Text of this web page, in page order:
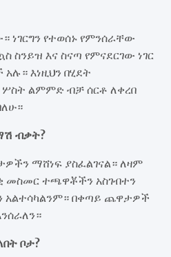
የተወሰኑ የምንሰራቸው
ስንይዝ እና ስናጣ የምናደርገው ነገር
እነዚህን በሂደት
ሦስት ልምምድ ብቻ ሰርቶ ለቀረበ
ብቃት?
ማሸነፍ ያስፈልገናል። ለዛም
መስመር ተጫዋቾችን አስገብተን
አልተሳካልንም። በቀጣይ ጨዋታዎች
ቦታ?